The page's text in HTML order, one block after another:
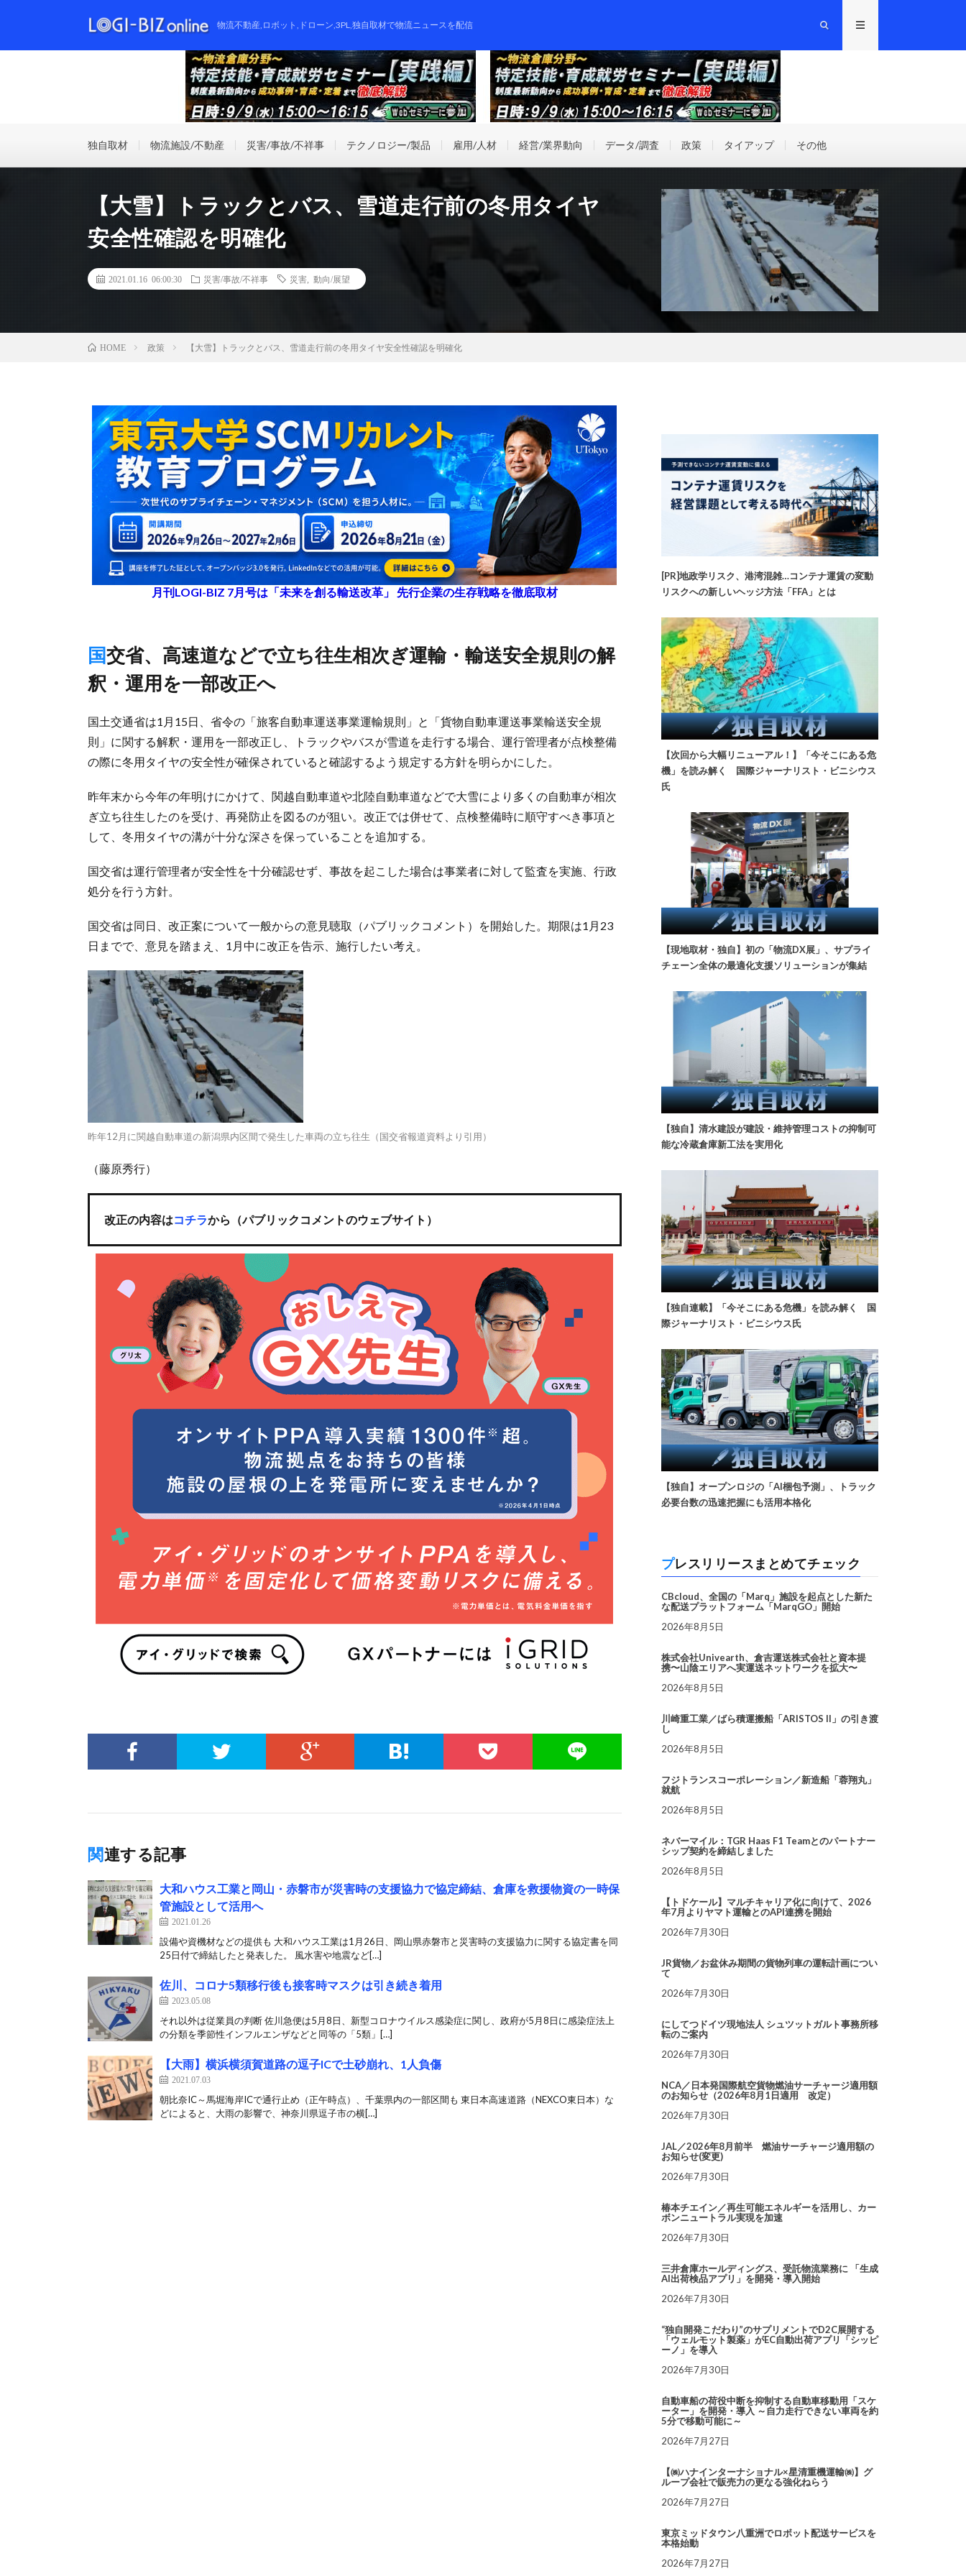
物流不動産,ロボット,ドローン,3PL,独自取材で物流ニュースを配信
独自取材 物流施設/不動産 災害/事故/不祥事 テクノロジー/製品 雇用/人材 経営/業界動向 データ/調査 政策 タイアップ その他
【大雪】トラックとバス、雪道走行前の冬用タイヤ
安全性確認を明確化
2021.01.16 06:00:30 災害/事故/不祥事 災害 動向/展望
HOME 政策 【大雪】トラックとバス、雪道走行前の冬用タイヤ安全性確認を明確化
月刊LOGI-BIZ 7月号は「未来を創る輸送改革」 先行企業の生存戦略を徹底取材
国交省、高速道などで立ち往生相次ぎ運輸・輸送安全規則の解
釈・運用を一部改正へ
国土交通省は1月15日、省令の「旅客自動車運送事業運輸規則」と「貨物自動車運送事業輸送安全規
則」に関する解釈・運用を一部改正し、トラックやバスが雪道を走行する場合、運行管理者が点検整備
の際に冬用タイヤの安全性が確保されていると確認するよう規定する方針を明らかにした。
昨年末から今年の年明けにかけて、関越自動車道や北陸自動車道などで大雪により多くの自動車が相次
ぎ立ち往生したのを受け、再発防止を図るのが狙い。改正では併せて、点検整備時に順守すべき事項と
して、冬用タイヤの溝が十分な深さを保っていることを追加する。
国交省は運行管理者が安全性を十分確認せず、事故を起こした場合は事業者に対して監査を実施、行政
処分を行う方針。
国交省は同日、改正案について一般からの意見聴取（パブリックコメント）を開始した。期限は1月23
日までで、意見を踏まえ、1月中に改正を告示、施行したい考え。
昨年12月に関越自動車道の新潟県内区間で発生した車両の立ち往生（国交省報道資料より引用）
（藤原秀行）
改正の内容はコチラから（パブリックコメントのウェブサイト）
関連する記事
大和ハウス工業と岡山・赤磐市が災害時の支援協力で協定締結、倉庫を救援物資の一時保
管施設として活用へ
2021.01.26
設備や資機材などの提供も 大和ハウス工業は1月26日、岡山県赤磐市と災害時の支援協力に関する協定書を同
25日付で締結したと発表した。 風水害や地震など[…]
佐川、コロナ5類移行後も接客時マスクは引き続き着用
2023.05.08
それ以外は従業員の判断 佐川急便は5月8日、新型コロナウイルス感染症に関し、政府が5月8日に感染症法上
の分類を季節性インフルエンザなどと同等の「5類」[…]
【大雨】横浜横須賀道路の逗子ICで土砂崩れ、1人負傷
2021.07.03
朝比奈IC～馬堀海岸ICで通行止め（正午時点）、千葉県内の一部区間も 東日本高速道路（NEXCO東日本）な
どによると、大雨の影響で、神奈川県逗子市の横[…]
[PR]地政学リスク、港湾混雑…コンテナ運賃の変動
リスクへの新しいヘッジ方法「FFA」とは
【次回から大幅リニューアル！】「今そこにある危
機」を読み解く 国際ジャーナリスト・ビニシウス
氏
【現地取材・独自】初の「物流DX展」、サプライ
チェーン全体の最適化支援ソリューションが集結
【独自】清水建設が建設・維持管理コストの抑制可
能な冷蔵倉庫新工法を実用化
【独自連載】「今そこにある危機」を読み解く 国
際ジャーナリスト・ビニシウス氏
【独自】オープンロジの「AI梱包予測」、トラック
必要台数の迅速把握にも活用本格化
プレスリリースまとめてチェック
CBcloud、全国の「Marq」施設を起点とした新た
な配送プラットフォーム「MarqGO」開始
2026年8月5日
株式会社Univearth、倉吉運送株式会社と資本提
携〜山陰エリアへ実運送ネットワークを拡大〜
2026年8月5日
川崎重工業／ばら積運搬船「ARISTOS II」の引き渡
し
2026年8月5日
フジトランスコーポレーション／新造船「蓉翔丸」
就航
2026年8月5日
ネバーマイル：TGR Haas F1 Teamとのパートナー
シップ契約を締結しました
2026年8月5日
【トドケール】マルチキャリア化に向けて、2026
年7月よりヤマト運輸とのAPI連携を開始
2026年7月30日
JR貨物／お盆休み期間の貨物列車の運転計画につい
て
2026年7月30日
にしてつドイツ現地法人 シュツットガルト事務所移
転のご案内
2026年7月30日
NCA／日本発国際航空貨物燃油サーチャージ適用額
のお知らせ（2026年8月1日適用 改定）
2026年7月30日
JAL／2026年8月前半 燃油サーチャージ適用額の
お知らせ(変更)
2026年7月30日
椿本チエイン／再生可能エネルギーを活用し、カー
ボンニュートラル実現を加速
2026年7月30日
三井倉庫ホールディングス、受託物流業務に 「生成
AI出荷検品アプリ」を開発・導入開始
2026年7月30日
“独自開発こだわり”のサプリメントでD2C展開する
「ウェルモット製薬」がEC自動出荷アプリ「シッピ
ーノ」を導入
2026年7月30日
自動車船の荷役中断を抑制する自動車移動用「スケ
ーター」を開発・導入 ～自力走行できない車両を約
5分で移動可能に～
2026年7月27日
【㈱ハナインターナショナル×星清重機運輸㈱】グ
ループ会社で販売力の更なる強化ねらう
2026年7月27日
東京ミッドタウン八重洲でロボット配送サービスを
本格始動
2026年7月27日